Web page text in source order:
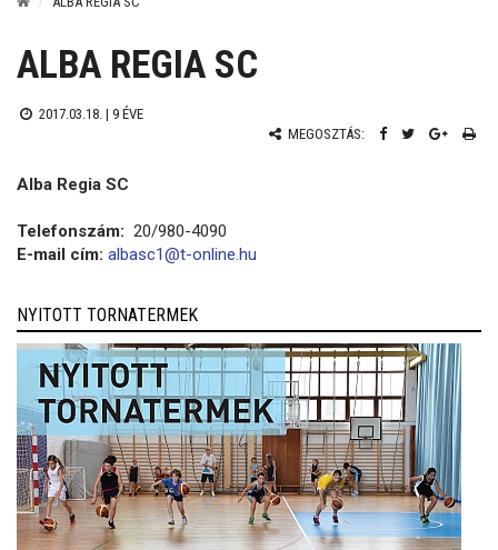
ALBA REGIA SC
2017.03.18. | 9 ÉVE
MEGOSZTÁS:
Alba Regia SC
Telefonszám: 20/980-4090
E-mail cím: albasc1@t-online.hu
NYITOTT TORNATERMEK